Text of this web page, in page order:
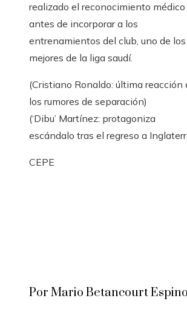
realizado el reconocimiento médico
antes de incorporar a los
entrenamientos del club, uno de los
mejores de la liga saudí.
(Cristiano Ronaldo: última reacción
los rumores de separación)
(‘Dibu’ Martínez: protagoniza
escándalo tras el regreso a
CEPE
Por Mario Betancourt Espino